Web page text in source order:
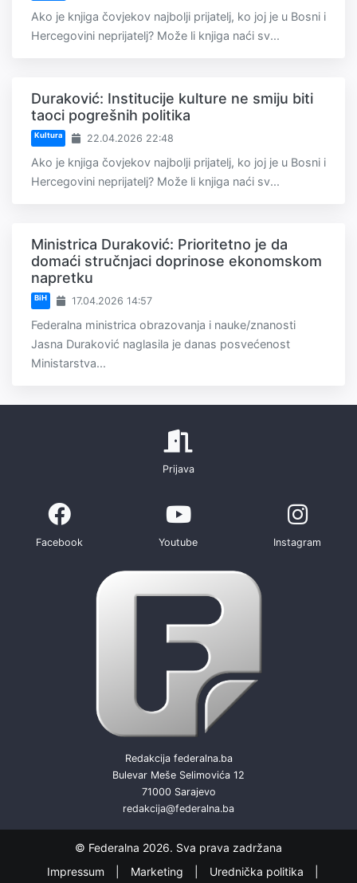
Ako je knjiga čovjekov najbolji prijatelj, ko joj je u Bosni i
Hercegovini neprijatelj? Može li knjiga naći sv...
Duraković: Institucije kulture ne smiju biti
taoci pogrešnih politika
Kultura 22.04.2026 22:48
Ako je knjiga čovjekov najbolji prijatelj, ko joj je u Bosni i
Hercegovini neprijatelj? Može li knjiga naći sv...
Ministrica Duraković: Prioritetno je da
domaći stručnjaci doprinose ekonomskom
napretku
BiH 17.04.2026 14:57
Federalna ministrica obrazovanja i nauke/znanosti
Jasna Duraković naglasila je danas posvećenost
Ministarstva...
Prijava
Facebook Youtube Instagram
Redakcija federalna.ba
Bulevar Meše Selimovića 12
71000 Sarajevo
redakcija@federalna.ba
© Federalna 2026. Sva prava zadržana
Impressum
Marketing Urednička politika